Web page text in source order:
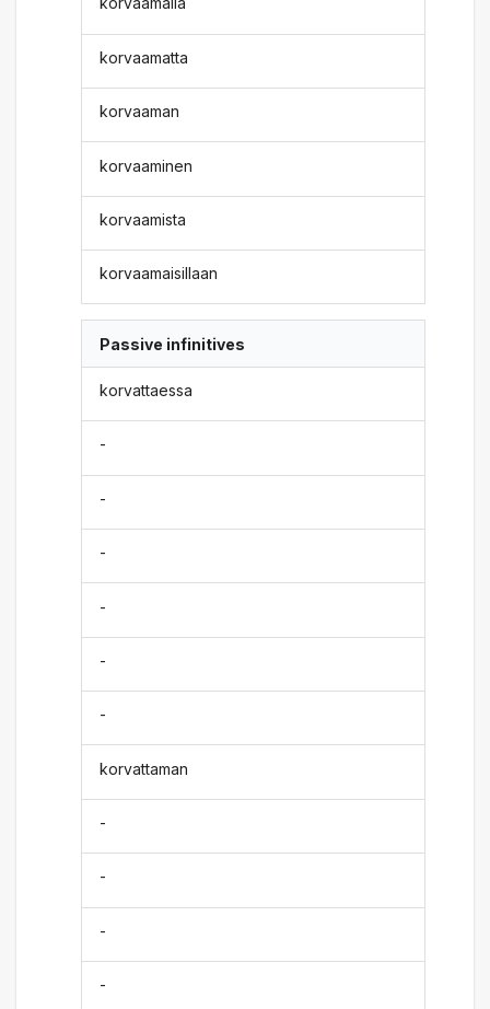
korvaamatta
korvaaman
korvaaminen
korvaamista
korvaamaisillaan
Passive infinitives
korvattaessa
-
-
-
-
-
-
korvattaman
-
-
-
-